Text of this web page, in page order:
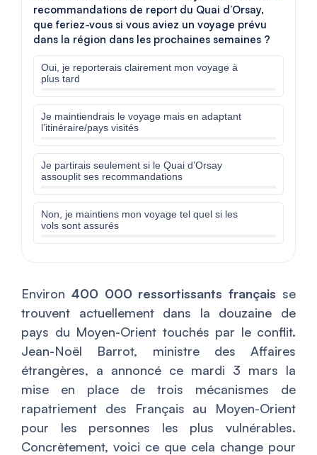
recommandations de report du Quai d’Orsay,
que feriez-vous si vous aviez un voyage prévu
dans la région dans les prochaines semaines ?
Oui, je reporterais clairement mon voyage à
plus tard
Je maintiendrais le voyage mais en adaptant
l’itinéraire/pays visités
Je partirais seulement si le Quai d’Orsay
assouplit ses recommandations
Non, je maintiens mon voyage tel quel si les
vols sont assurés
Environ 400 000 ressortissants français se
trouvent actuellement dans la douzaine de
pays du Moyen-Orient touchés par le conflit.
Jean-Noël Barrot, ministre des Affaires
étrangères, a annoncé ce mardi 3 mars la
mise en place de trois mécanismes de
rapatriement des Français au Moyen-Orient
pour les personnes les plus vulnérables.
Concrètement, voici ce que cela change pour